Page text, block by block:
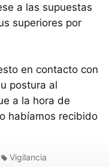
a las supuestas
superiores por
en contacto con
postura al
a la hora de
habíamos recibido
Vigilancia